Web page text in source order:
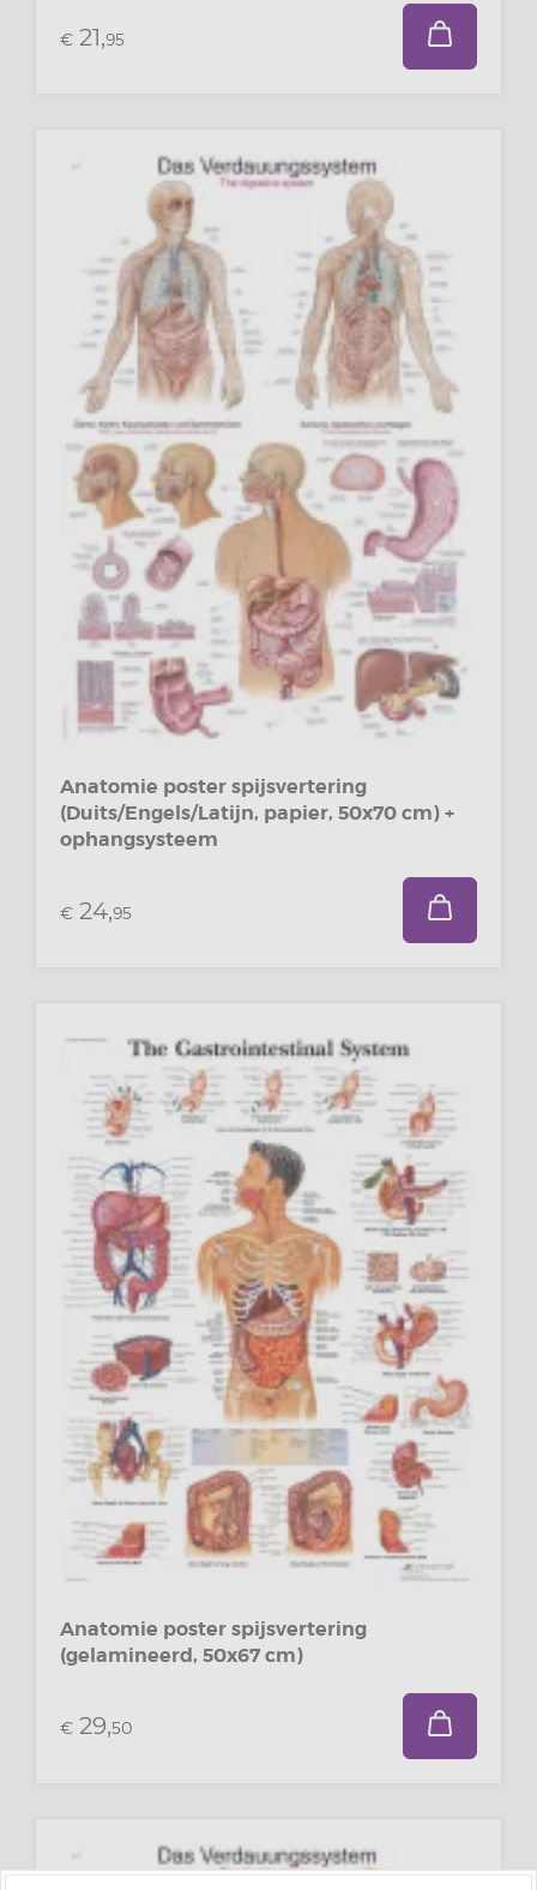
€ 21,95
Anatomie poster spijsvertering
(Duits/Engels/Latijn, papier, 50x70 cm) +
ophangsysteem
€ 24,95
Anatomie poster spijsvertering
(gelamineerd, 50x67 cm)
€ 29,50